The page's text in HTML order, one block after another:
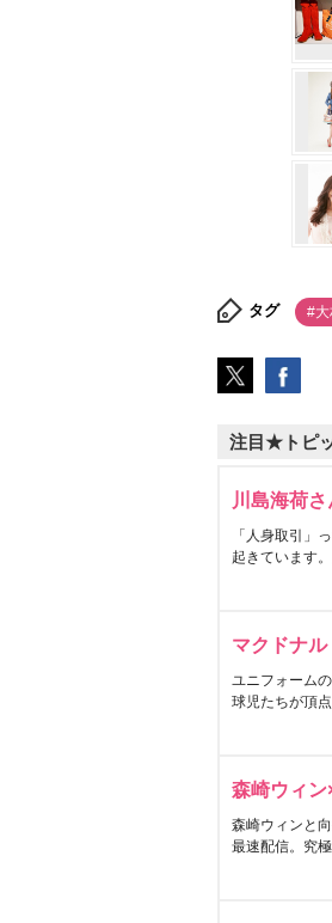
タグ #
注目★トピ
川島海荷
「人身取引」
起きています
マクドナル
ユニフォーム
球児たちが頂
森崎ウィン
森崎ウィンと
最速配信。究